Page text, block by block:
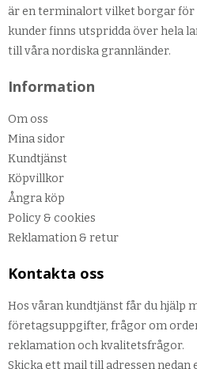
är en terminalort vilket borgar för
kunder finns utspridda över hela
till våra nordiska grannländer.
Information
Om oss
Mina sidor
Kundtjänst
Köpvillkor
Ångra köp
Policy & cookies
Reklamation & retur
Kontakta oss
Hos våran kundtjänst får du hjälp
företagsuppgifter, frågor om
reklamation och kvalitetsfrågor.
Skicka ett mail till adressen nedan